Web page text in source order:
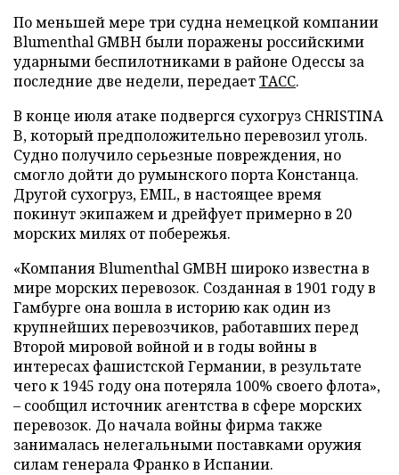
По меньшей мере три судна немецкой компании
Blumenthal GMBH были поражены российскими
ударными беспилотниками в районе Одессы за
последние две недели, передаетТАСС.
В конце июля атаке подвергся сухогруз CHRISTINA
B, который предположительно перевозил уголь.
Судно получило серьезные повреждения, но
смогло дойти до румынского порта Констанца.
Другой сухогруз, EMIL, в настоящее время
покинут экипажем и дрейфует примерно в 20
морских милях от побережья.
«Компания Blumenthal GMBH широко известна в
мире морских перевозок. Созданная в 1901 году в
Гамбурге она вошла в историю как один из
крупнейших перевозчиков, работавших перед
Второй мировой войной и в годы войны в
интересах фашистской Германии, в результате
чего к 1945 году она потеряла 100% своего флота»,
– сообщил источник агентства в сфере морских
перевозок. До начала войны фирма также
занималась нелегальными поставками оружия
силам генерала Франко в Испании.